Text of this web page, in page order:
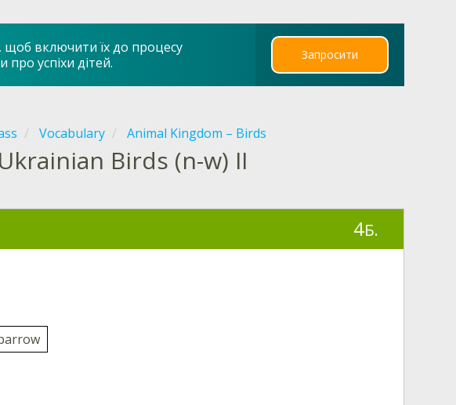
щоб включити їх до процесу
успіхи дітей.
Запросити
Vocabulary Animal Kingdom – Birds
Birds (n-w) II
4Б.